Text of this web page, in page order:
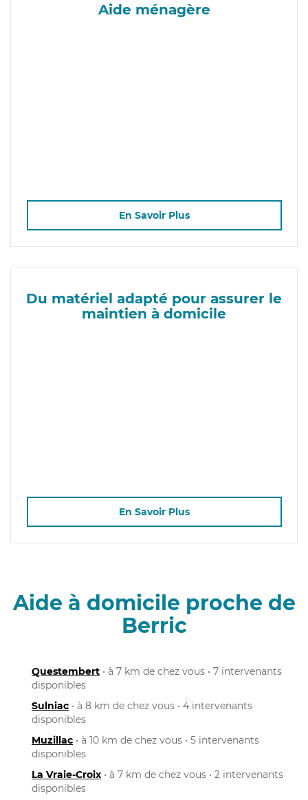
Aide ménagère
En Savoir Plus
Du matériel adapté pour assurer le
maintien à domicile
En Savoir Plus
Aide à domicile proche de
Berric
Questembert • à 7 km de chez vous • 7 intervenants
disponibles
Sulniac • à 8 km de chez vous • 4 intervenants
disponibles
Muzillac • à 10 km de chez vous • 5 intervenants
disponibles
La Vraie-Croix • à 7 km de chez vous • 2 intervenants
disponibles